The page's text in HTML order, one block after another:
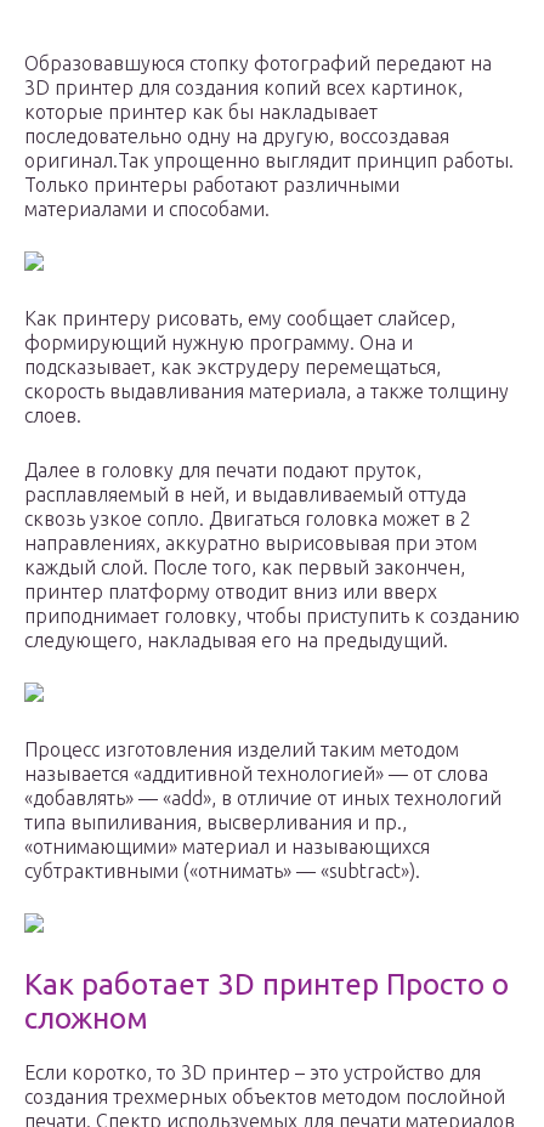
Образовавшуюся стопку фотографий передают на
3D принтер для создания копий всех картинок,
которые принтер как бы накладывает
последовательно одну на другую, воссоздавая
оригинал.Так упрощенно выглядит принцип работы.
Только принтеры работают различными
материалами и способами.
Как принтеру рисовать, ему сообщает слайсер,
формирующий нужную программу. Она и
подсказывает, как экструдеру перемещаться,
скорость выдавливания материала, а также толщину
слоев.
Далее в головку для печати подают пруток,
расплавляемый в ней, и выдавливаемый оттуда
сквозь узкое сопло. Двигаться головка может в 2
направлениях, аккуратно вырисовывая при этом
каждый слой. После того, как первый закончен,
принтер платформу отводит вниз или вверх
приподнимает головку, чтобы приступить к созданию
следующего, накладывая его на предыдущий.
Процесс изготовления изделий таким методом
называется «аддитивной технологией» — от слова
«добавлять» — «add», в отличие от иных технологий
типа выпиливания, высверливания и пр.,
«отнимающими» материал и называющихся
субтрактивными («отнимать» — «subtract»).
Как работает 3D принтер Просто о
сложном
Если коротко, то 3D принтер – это устройство для
создания трехмерных объектов методом послойной
печати. Спектр используемых для печати материалов